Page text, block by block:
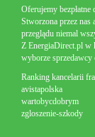
Oferujemy
Stworzona przez
przeglądu niemal
Z EnergiaDirect.pl w
wyborze sprzedawcy
Ranking kancelarii
avistapolska
wartobycdobrym
zgloszenie-szkody